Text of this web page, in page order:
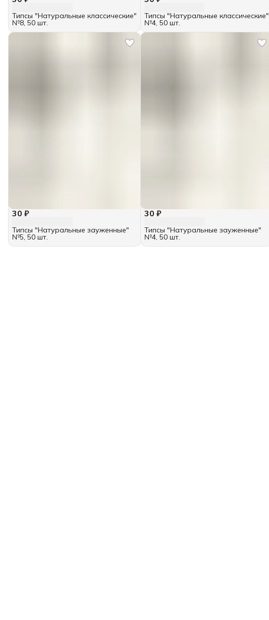
Типсы "Натуральные классические"
№8, 50 шт.
Типсы "Натуральные классические"
№4, 50 шт.
30 ₽
Типсы "Натуральные зауженные"
№5, 50 шт.
30 ₽
Типсы "Натуральные зауженные"
№4, 50 шт.